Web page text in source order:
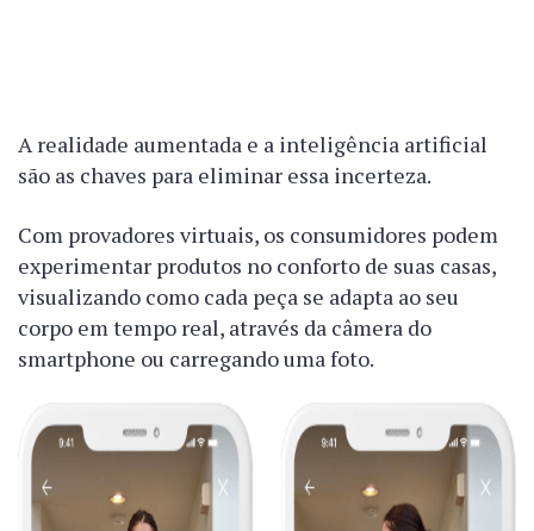
A realidade aumentada e a inteligência artificial
são as chaves para eliminar essa incerteza.
Com provadores virtuais, os consumidores podem
experimentar produtos no conforto de suas casas,
visualizando como cada peça se adapta ao seu
corpo em tempo real, através da câmera do
smartphone ou carregando uma foto.